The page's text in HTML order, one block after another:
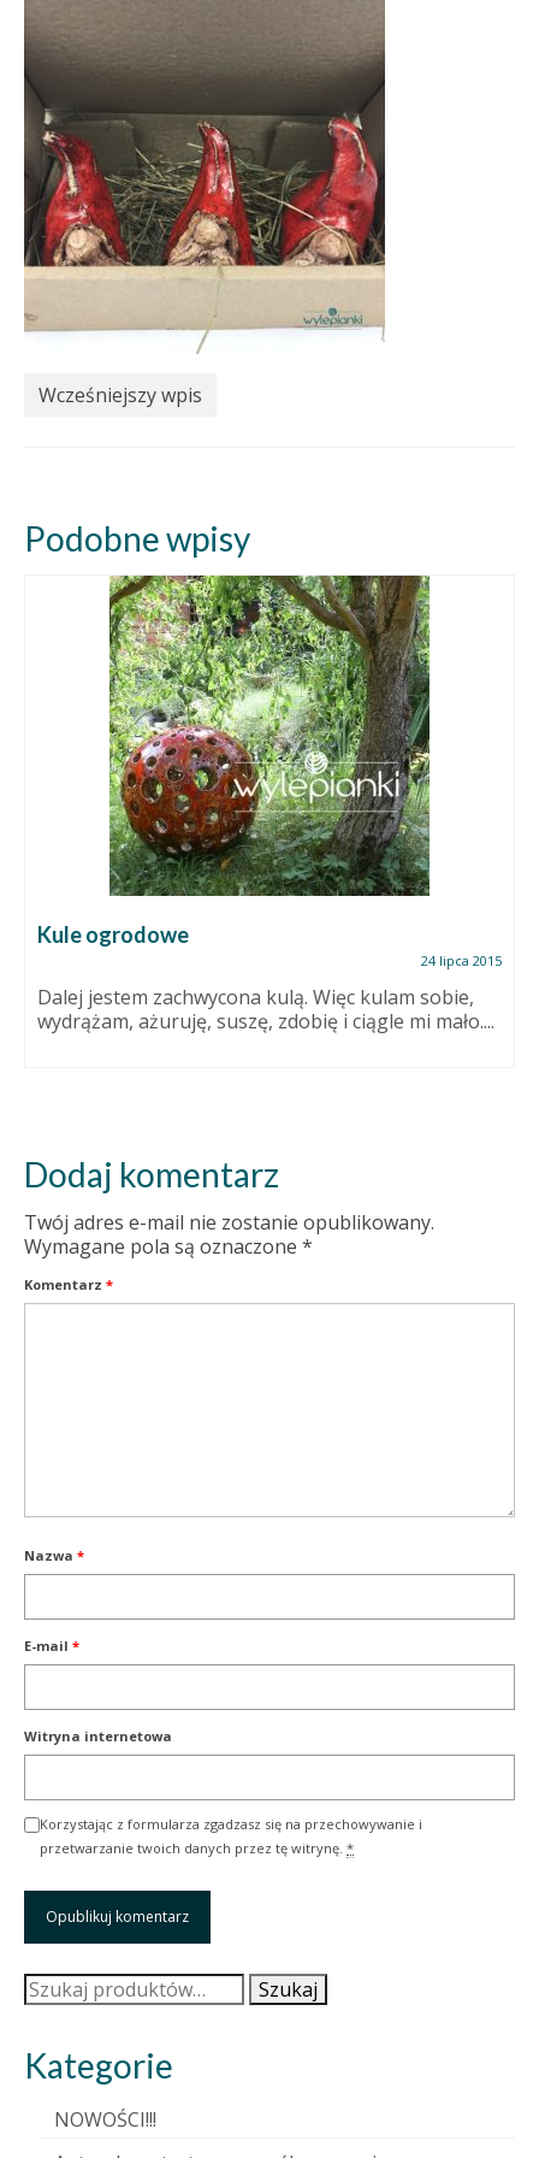
Wcześniejszy wpis
Podobne wpisy
Kule ogrodowe
24 lipca 2015
Dalej jestem zachwycona kulą. Więc kulam sobie,
wydrążam, ażuruję, suszę, zdobię i ciągle mi mało....
Dodaj komentarz
Twój adres e-mail nie zostanie opublikowany.
Wymagane pola są oznaczone *
Komentarz *
Nazwa *
E-mail *
Witryna internetowa
Korzystając z formularza zgadzasz się na przechowywanie i
przetwarzanie twoich danych przez tę witrynę. *
Szukaj: Szukaj
Kategorie
NOWOŚCI!!!